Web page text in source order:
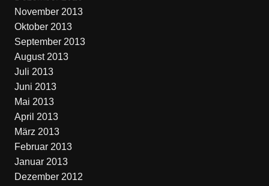
November 2013
Oktober 2013
September 2013
August 2013
Juli 2013
Juni 2013
Mai 2013
April 2013
März 2013
Februar 2013
Januar 2013
Dezember 2012